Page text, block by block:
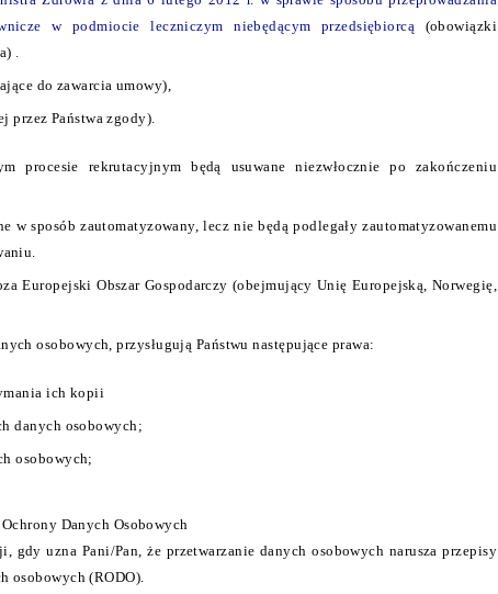
w podmiocie leczniczym niebędącym przedsiębiorcą (obowiązki
.
do zawarcia umowy),
przez Państwa zgody).
procesie rekrutacyjnym będą usuwane niezwłocznie po zakończeniu
w sposób zautomatyzowany, lecz nie będą podlegały zautomatyzowanemu
Europejski Obszar Gospodarczy (obejmujący Unię Europejską, Norwegię,
osobowych, przysługują Państwu następujące prawa:
ich kopii
danych osobowych;
osobowych;
Danych Osobowych
gdy uzna Pani/Pan, że przetwarzanie danych osobowych narusza przepisy
osobowych (RODO).